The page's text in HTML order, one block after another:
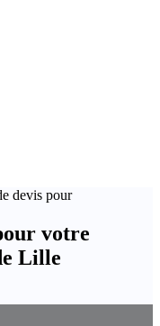
devis pour
votre
Lille